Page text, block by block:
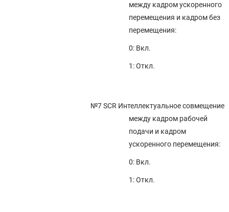
между кадром ускоренного
перемещения и кадром без
перемещения:
0: Вкл.
1: Откл.
№7 SCR Интеллектуальное совмещение
между кадром рабочей
подачи и кадром
ускоренного перемещения:
0: Вкл.
1: Откл.
4.127 ПАРАМЕТРЫ ВСТРОЕННОГО ИНТЕРФЕЙСА СЕТИ ETHERNET
4.121 ПАРАМЕТРЫ ФУНКЦИИ БЕЗОПАСНОСТИ АДАПТЕРА EtherNet/IP
4.120 ПАРАМЕТРЫ ФУНКЦИИ БЕЗОПАСНОСТИ FL-net